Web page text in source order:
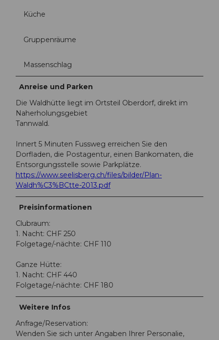
Küche
Gruppenräume
Massenschlag
Anreise und Parken
Die Waldhütte liegt im Ortsteil Oberdorf, direkt im
Naherholungsgebiet
Tannwald.
Innert 5 Minuten Fussweg erreichen Sie den
Dorfladen, die Postagentur, einen Bankomaten, die
Entsorgungsstelle sowie Parkplätze.
https://www.seelisberg.ch/files/bilder/Plan-
Waldh%C3%BCtte-2013.pdf
Preisinformationen
Clubraum:
1. Nacht: CHF 250
Folgetage/-nächte: CHF 110
Ganze Hütte:
1. Nacht: CHF 440
Folgetage/-nächte: CHF 180
Weitere Infos
Anfrage/Reservation:
Wenden Sie sich unter Angaben Ihrer Personalie,